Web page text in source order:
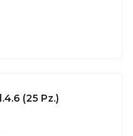
(25 Pz.)